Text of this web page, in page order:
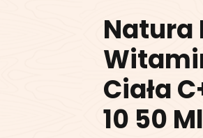
Natura
Ciała
10 50 Ml